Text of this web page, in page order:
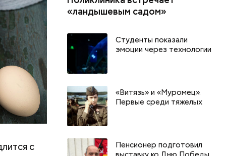
с
«ландышевым садом»
Студенты показали
эмоции через технологии
«Витязь» и «Муромец».
Первые среди тяжелых
Пенсионер подготовил